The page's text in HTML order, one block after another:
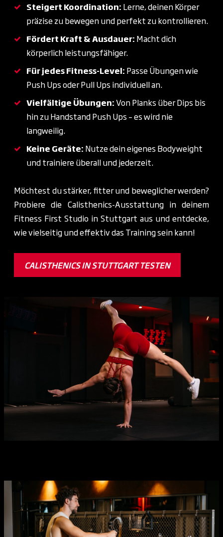
Steigert Koordination: Lerne, deinen Körper
präzise zu bewegen und perfekt zu kontrollieren.
Fördert Kraft & Ausdauer: Macht dich
körperlich leistungsfähiger.
Für jedes Fitness-Level: Passe Übungen wie
Push Ups oder Pull Ups individuell an.
Vielfältige Übungen:Von Planks über Dips bis
hin zu Handstand Push Ups – es wird nie
langweilig.
Keine Geräte: Nutze dein eigenes Bodyweight
und trainiere überall und jederzeit.
Möchtest du stärker, fitter und beweglicher werden?
Probiere die Calisthenics-Ausstattung in deinem
Fitness First Studio in Stuttgart aus und entdecke,
wie vielseitig und effektiv das Training sein kann!
CALISTHENICS IN STUTTGART TESTEN